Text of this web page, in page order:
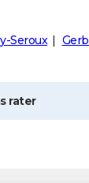
Seroux
rater